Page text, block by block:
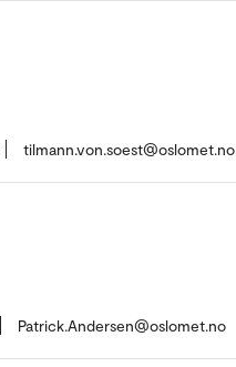
tilmann.von.soest@oslomet.no
Patrick.Andersen@oslomet.no